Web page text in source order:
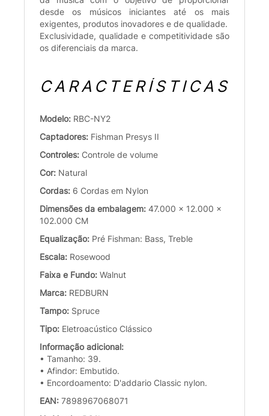
desde os músicos iniciantes até os mais
exigentes, produtos inovadores e de qualidade.
Exclusividade, qualidade e competitividade são
os diferenciais da marca.
CARACTERÍSTICAS
Modelo: RBC-NY2
Captadores: Fishman Presys II
Controles: Controle de volume
Cor: Natural
Cordas: 6 Cordas em Nylon
Dimensões da embalagem: 47.000 x 12.000 x
102.000 CM
Equalização: Pré Fishman: Bass, Treble
Escala: Rosewood
Faixa e Fundo: Walnut
Marca: REDBURN
Tampo: Spruce
Tipo: Eletroacústico Clássico
Informação adicional:
• Tamanho: 39.
• Afindor: Embutido.
• Encordoamento: D'addario Classic nylon.
EAN: 7898967068071